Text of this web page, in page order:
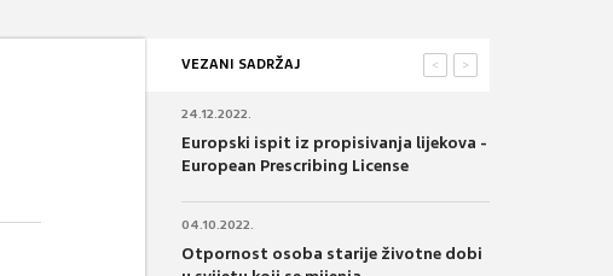
VEZANI SADRŽAJ >
<
24.12.2022.
Europski ispit iz propisivanja lijekova -
European Prescribing License
04.10.2022.
Otpornost osoba starije životne dobi